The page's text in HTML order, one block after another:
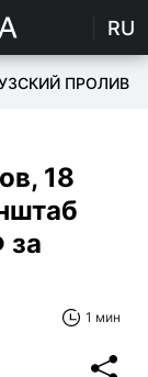
RU
ПРОЛИВ
18
за
1 мин